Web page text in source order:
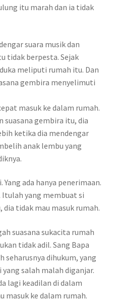
itu marah dan ia tidak
suara musik dan
tidak berpesta. Sejak
meliputi rumah itu. Dan
gembira menyelimuti
masuk ke dalam rumah.
suasana gembira itu, dia
ketika dia mendengar
anak lembu yang
Yang ada hanya penerimaan.
Itulah yang membuat si
dia tidak mau masuk rumah.
suasana sukacita rumah
tidak adil. Sang Bapa
seharusnya dihukum, yang
salah malah diganjar.
lagi keadilan di dalam
masuk ke dalam rumah.